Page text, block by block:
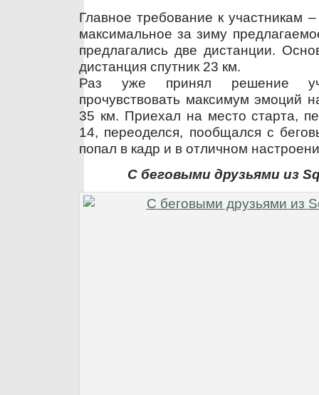
Главное требование к участникам
максимальное за зиму
предлагались две дистанции.
дистанция спутник 23 км.
Раз уже принял решение
прочувствовать максимум эмоций
35 км. Приехал на место старта,
14, переоделся, пообщался с
попал в кадр и в отличном
С беговыми друзьями из